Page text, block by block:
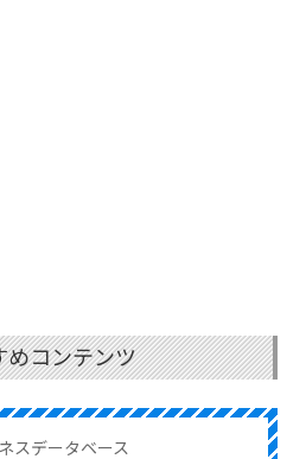
めコンテンツ
スデータベース